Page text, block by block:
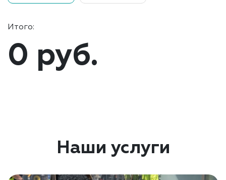
Итого:
0 руб.
Наши услуги